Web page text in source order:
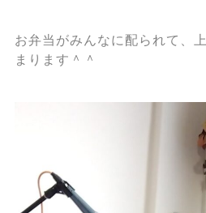
お弁当がみんなに配られて、
まります＾＾